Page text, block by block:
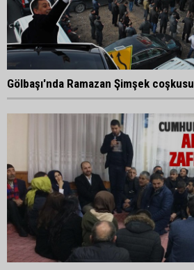
Gölbaşı'nda Ramazan Şimşek coşkusu